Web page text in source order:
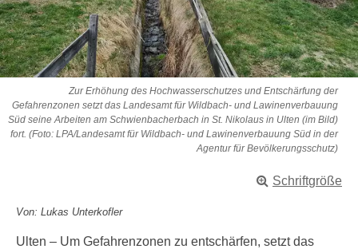
Zur Erhöhung des Hochwasserschutzes und Entschärfung der
Gefahrenzonen setzt das Landesamt für Wildbach- und Lawinenverbauung
Süd seine Arbeiten am Schwienbacherbach in St. Nikolaus in Ulten (im Bild)
fort. (Foto: LPA/Landesamt für Wildbach- und Lawinenverbauung Süd in der
Agentur für Bevölkerungsschutz)
Schriftgröße
Von: Lukas Unterkofler
Ulten – Um Gefahrenzonen zu entschärfen, setzt das